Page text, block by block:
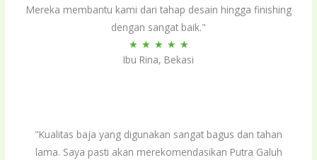
Mereka membantu kami dari tahap desain hingga finishing
dengan sangat baik."
★ ★ ★ ★ ★Rated
5
Ibu Rina, Bekasi
"Kualitas baja yang digunakan sangat bagus dan tahan
lama. Saya pasti akan merekomendasikan Putra Galuh